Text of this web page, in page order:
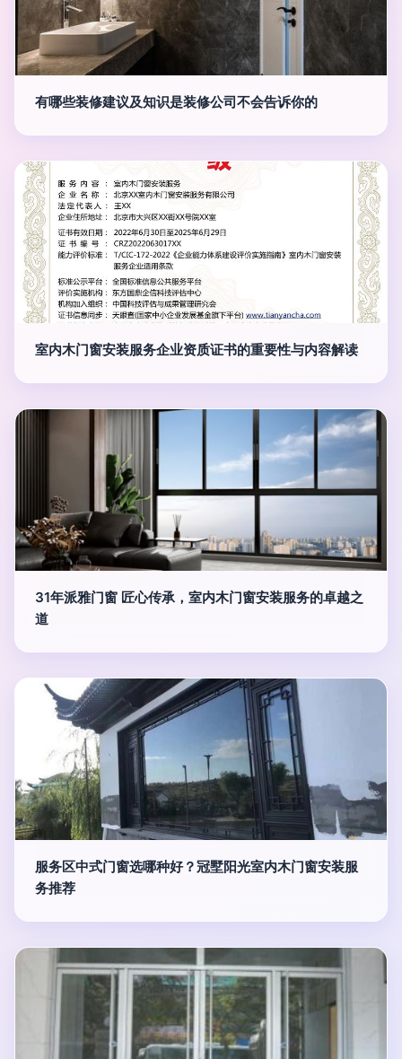
有哪些装修建议及知识是装修公司不会告诉你的
室内木门窗安装服务企业资质证书的重要性与内容解读
31年派雅门窗 匠心传承，室内木门窗安装服务的卓越之
道
服务区中式门窗选哪种好？冠墅阳光室内木门窗安装服
务推荐